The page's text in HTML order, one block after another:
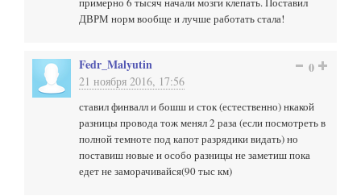
ДВРМ норм вообще и лучше работать стала!
Fedr_Malyutin
21 ноября 2016, 17:56
0
ставил финвалл и бошш и сток (естественно) нкакой
разницы провода тож менял 2 раза (если посмотреть в
полной темноте под капот разрядики видать) но
поставиш новые и особо разницы не заметиш пока
едет не заморачивайся(90 тыс км)